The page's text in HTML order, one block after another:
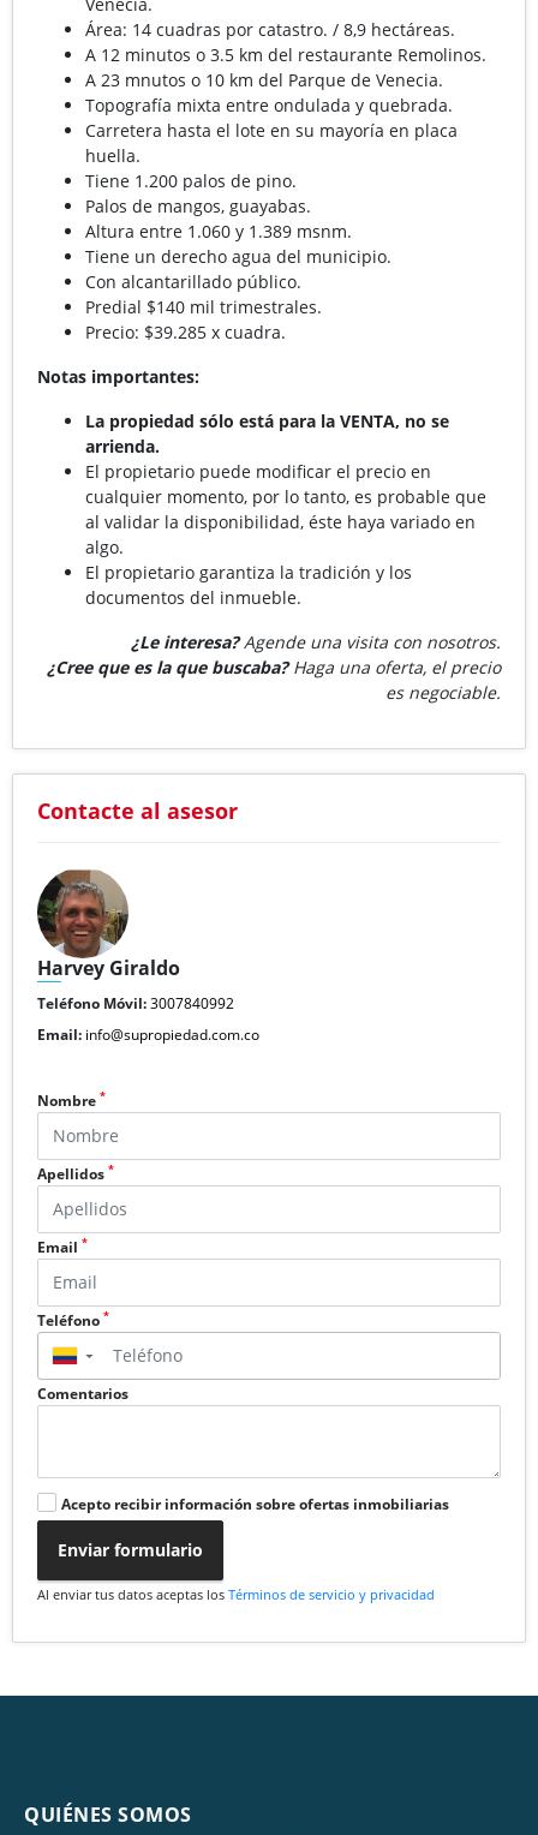
Área: 14 cuadras por catastro. / 8,9 hectáreas.
A 12 minutos o 3.5 km del restaurante Remolinos.
A 23 mnutos o 10 km del Parque de Venecia.
Topografía mixta entre ondulada y quebrada.
Carretera hasta el lote en su mayoría en placa
huella.
Tiene 1.200 palos de pino.
Palos de mangos, guayabas.
Altura entre 1.060 y 1.389 msnm.
Tiene un derecho agua del municipio.
Con alcantarillado público.
Predial $140 mil trimestrales.
Precio: $39.285 x cuadra.
Notas importantes:
La propiedad sólo está para la VENTA, no se
arrienda.
El propietario puede modificar el precio en
cualquier momento, por lo tanto, es probable que
al validar la disponibilidad, éste haya variado en
algo.
El propietario garantiza la tradición y los
documentos del inmueble.
¿Le interesa?Agende una visita con nosotros.
¿Cree que es la que buscaba?Haga una oferta, el precio
es negociable.
Contacte al asesor
Harvey Giraldo
Teléfono Móvil:3007840992
Email: info@supropiedad.com.co
Nombre *
Apellidos *
Email *
Teléfono *
▼
Comentarios
Acepto recibir información sobre ofertas inmobiliarias
Enviar formulario
Al enviar tus datos aceptas los Términos de servicio y privacidad
QUIÉNES SOMOS